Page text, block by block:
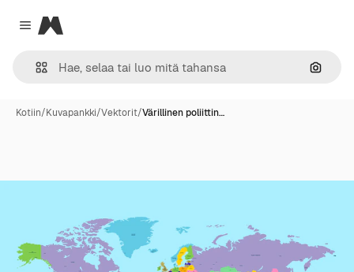
Close menu
Magnific
Hae
Kotiin/Kuvapankki/Vektorit/Värillinen poliittin…